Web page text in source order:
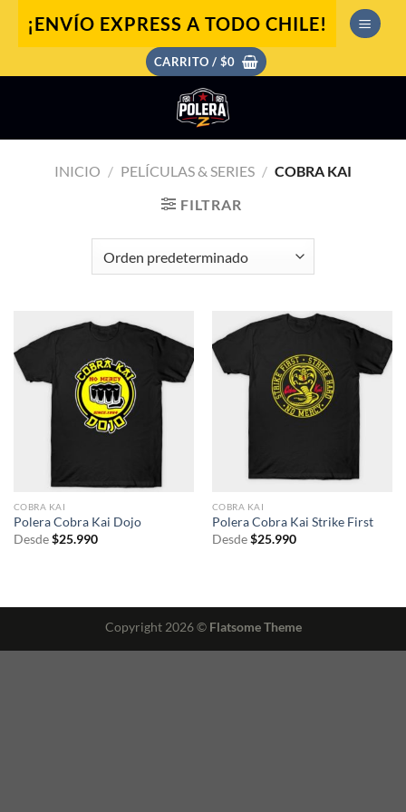
¡ENVÍO EXPRESS A TODO CHILE!
CARRITO / $0
INICIO / PELÍCULAS & SERIES / COBRA KAI
FILTRAR
COBRA KAI
Polera Cobra Kai Dojo
Desde $25.990
COBRA KAI
Polera Cobra Kai Strike First
Desde $25.990
Copyright 2026 © Flatsome Theme